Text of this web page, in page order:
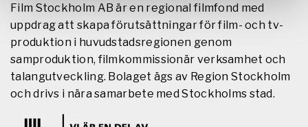
Film Stockholm AB är en regional filmfond med
uppdrag att skapa förutsättningar för film- och tv-
produktion i huvudstadsregionen genom
samproduktion, filmkommissionär verksamhet och
talangutveckling. Bolaget ägs av Region Stockholm
och drivs i nära samarbete med Stockholms stad.